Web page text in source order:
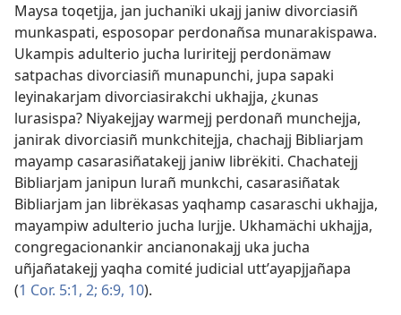
Maysa toqetjja, jan juchanïki ukajj janiw divorciasiñ
munkaspati, esposopar perdonañsa munarakispawa.
Ukampis adulterio jucha luriritejj perdonämaw
satpachas divorciasiñ munapunchi, jupa sapaki
leyinakarjam divorciasirakchi ukhajja, ¿kunas
lurasispa? Niyakejjay warmejj perdonañ munchejja,
janirak divorciasiñ munkchitejja, chachajj Bibliarjam
mayamp casarasiñatakejj janiw librëkiti. Chachatejj
Bibliarjam janipun lurañ munkchi, casarasiñatak
Bibliarjam jan librëkasas yaqhamp casaraschi ukhajja,
mayampiw adulterio jucha lurjje. Ukhamächi ukhajja,
congregacionankir ancianonakajj uka jucha
uñjañatakejj yaqha comité judicial uttʼayapjjañapa
(1 Cor. 5:1, 2; 6:9, 10).